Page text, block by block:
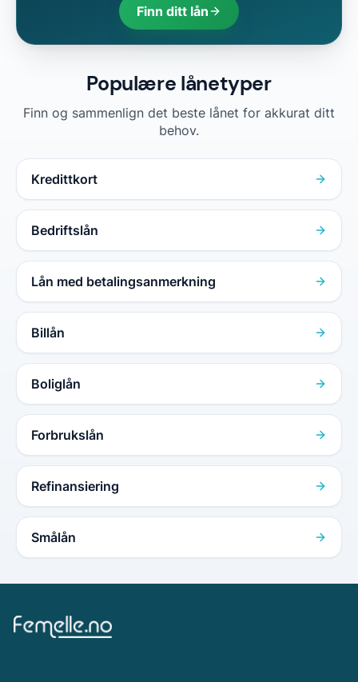
Finn ditt lån
Populære lånetyper
Finn og sammenlign det beste lånet for akkurat ditt
behov.
Kredittkort
Bedriftslån
Lån med betalingsanmerkning
Billån
Boliglån
Forbrukslån
Refinansiering
Smålån